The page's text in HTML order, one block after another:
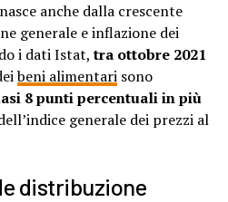
anche dalla crescente
generale e inflazione dei
i dati Istat,tra ottobre 2021
beni alimentarisono
8 punti percentuali in più
generale dei prezzi al
distribuzione